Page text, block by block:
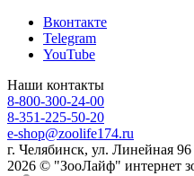
Вконтакте
Telegram
YouTube
Наши контакты
8-800-300-24-00
8-351-225-50-20
e-shop@zoolife174.ru
г. Челябинск, ул. Линейная
2026 © "ЗооЛайф" интернет